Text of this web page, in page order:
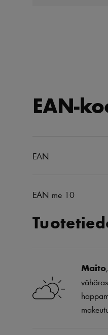
Maito
EAN-
EAN
EAN me 10